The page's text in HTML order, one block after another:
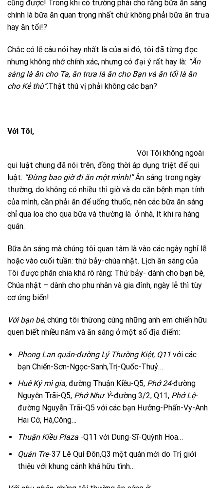
cũng được! Trong khi có trường phái cho rằng bữa ăn sáng
chính là bữa ăn quan trọng nhất chứ không phải bữa ăn trưa
hay ăn tối!?
Chắc có lẽ câu nói hay nhất là của ai đó, tôi đã từng đọc
nhưng không nhớ chính xác, nhưng có đại ý rất hay là: “Ăn
sáng là ăn cho Ta, ăn trưa là ăn cho Bạn và ăn tối là ăn
cho Kẻ thù”.Thật thú vị phải không các bạn?
Với Tôi,
Với Tôi không ngoài
qui luật chung đã nói trên, đồng thời áp dụng triệt để qui
luật: “Đừng bao giờ đi ăn một mình!”Ăn sáng trong ngày
thường, do không có nhiều thì giờ và do căn bệnh mạn tính
của mình, cần phải ăn để uống thuốc, nên các bữa ăn sáng
chỉ qua loa cho qua bữa và thường là ở nhà, ít khi ra hàng
quán.
Bữa ăn sáng mà chúng tôi quan tâm là vào các ngày nghỉ lễ
hoặc vào cuối tuần: thứ bảy-chúa nhật. Lịch ăn sáng của
Tôi được phân chia khá rõ ràng: Thứ bảy- dành cho bạn bè,
Chúa nhật – dành cho phu nhân và gia đình, ngày lễ thì tùy
cơ ứng biến!
Với bạn bè, chúng tôi thừơng cùng những anh em chiến hữu
quen biết nhiều năm và ăn sáng ở một số địa điểm:
Phong Lan quán-đường Lý Thường Kiệt, Q11với các
bạn Chiến-Sơn-Ngọc-Sanh,Trị-Quốc-Thuỷ…
Huê Ký mì gia, đường Thuận Kiều-Q5, Phở 24-đường
Nguyễn Trãi-Q5, Phở Như Ý-đường 3/2, Q11, Phở Lệ-
đường Nguyễn Trãi-Q5 với các bạn Hưởng-Phấn-Vy-Anh
Hai Cớ, Hà,Công…
ThuậnKiều Plaza-Q11 với Dung-Sĩ-Quỳnh Hoa…
Quán Tre-37 Lê Quí Đôn,Q3 một quán mới do Trị giới
thiệu với khung cảnh khá hữu tình…